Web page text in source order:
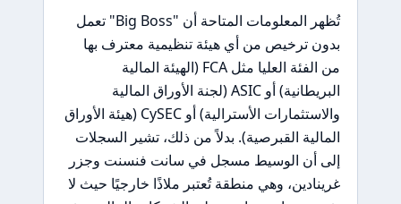
تُظهر المعلومات المتاحة أن "Big Boss" تعمل
بدون ترخيص من أي هيئة تنظيمية معترف بها
من الفئة العليا مثل FCA (الهيئة المالية
البريطانية) أو ASIC (لجنة الأوراق المالية
والاستثمارات الأسترالية) أو CySEC (هيئة الأوراق
المالية القبرصية). بدلاً من ذلك، تشير السجلات
إلى أن الوسيط مسجل في سانت فنسنت وجزر
غرينادين، وهي منطقة تُعتبر ملاذًا خارجيًا حيث لا